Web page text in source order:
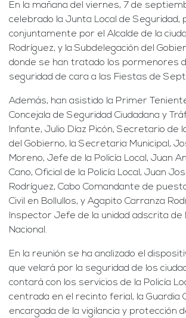
En la mañana del viernes, 7 de
celebrado la Junta Local de Seguridad,
conjuntamente por el Alcalde de la
Rodríguez, y la Subdelegación del
donde se han tratado los pormenores
seguridad de cara a las Fiestas de
Además, han asistido la Primer
Concejala de Seguridad Ciudadana y
Infante, Julio Díaz Picón, Secretario de
del Gobierno, la Secretaria Municipal,
Moreno, Jefe de la Policía Local, Juan
Cano, Oficial de la Policía Local, Juan
Rodríguez, Cabo Comandante de
Civil en Bollullos, y Agapito Carranza
Inspector Jefe de la unidad adscrita de
Nacional.
En la reunión se ha analizado el
que velará por la seguridad de los
contará con los servicios de la Policía
centrada en el recinto ferial, la Guardia
encargada de la vigilancia y protección